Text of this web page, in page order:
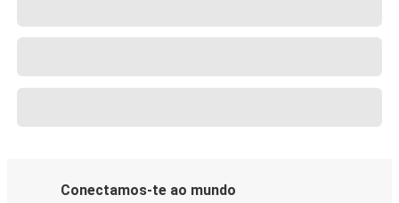
Conectamos-te ao mundo